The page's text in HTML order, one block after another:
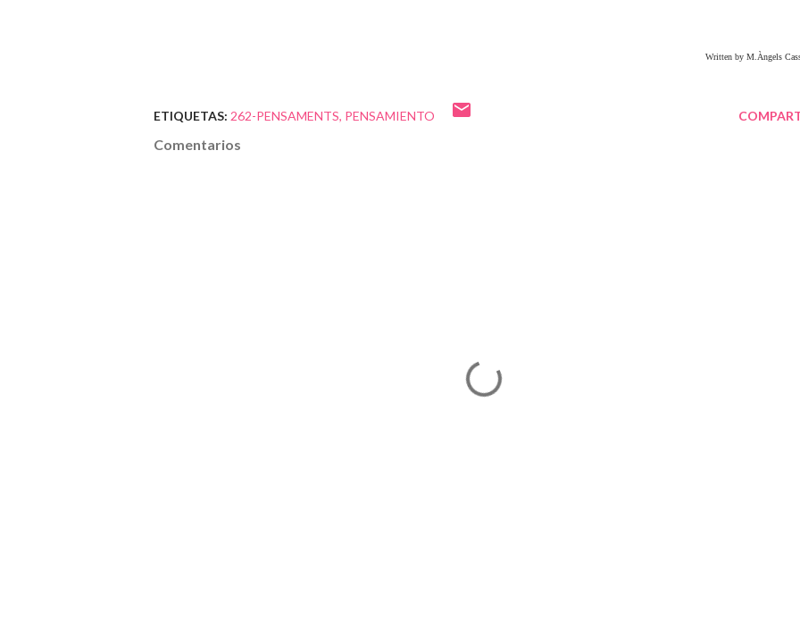
Written by M.Àngels
ETIQUETAS: 262-PENSAMENTS PENSAMIENTO
Comentarios